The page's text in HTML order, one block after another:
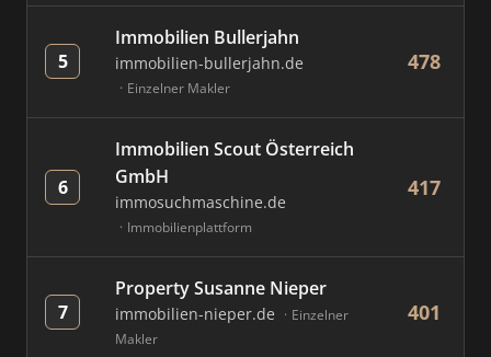
5
Immobilien Bullerjahn
immobilien-bullerjahn.de
Einzelner Makler
478
6
Immobilien Scout Österreich
GmbH
immosuchmaschine.de
Immobilienplattform
417
7
Property Susanne Nieper
immobilien-nieper.de
Einzelner
Makler
401